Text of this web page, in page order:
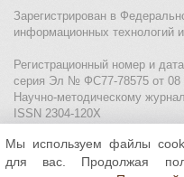
Зарегистрирован в
информационных технологий
Регистрационный номер и
серия Эл № ФС77-78575 от 08
Научно-методическому
ISSN 2304-120X
МЦИТО|Школьные
Политика использования
Мы используем файлы
для вас. Продолжая